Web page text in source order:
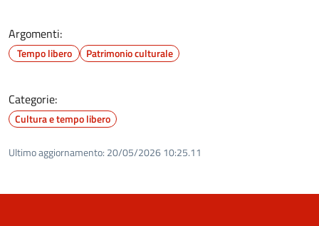
Argomenti:
Tempo libero Patrimonio culturale
Categorie:
Cultura e tempo libero
Ultimo aggiornamento: 20/05/2026 10:25.11